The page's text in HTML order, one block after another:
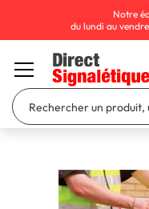
Notre
du lundi au